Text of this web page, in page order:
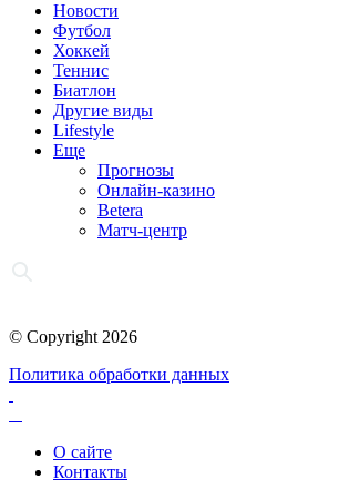
Новости
Футбол
Хоккей
Теннис
Биатлон
Другие виды
Lifestyle
Еще
Прогнозы
Онлайн-казино
Betera
Матч-центр
© Copyright 2026
Политика обработки данных
О сайте
Контакты